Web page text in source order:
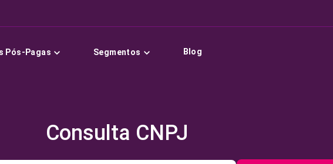
Pós-Pagas Segmentos Blog
Consulta CNPJ